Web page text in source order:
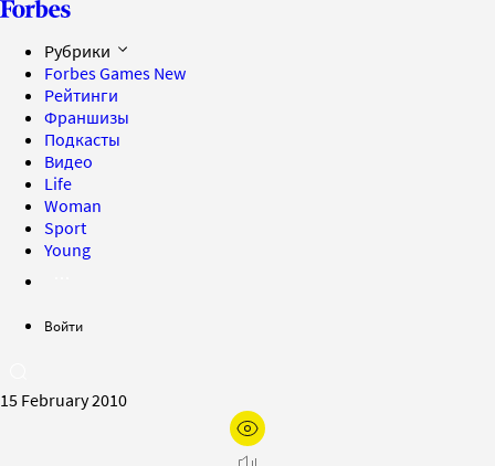
Рубрики
Forbes Games New
Рейтинги
Франшизы
Подкасты
Видео
Life
Woman
Sport
Young
Войти
15 February 2010